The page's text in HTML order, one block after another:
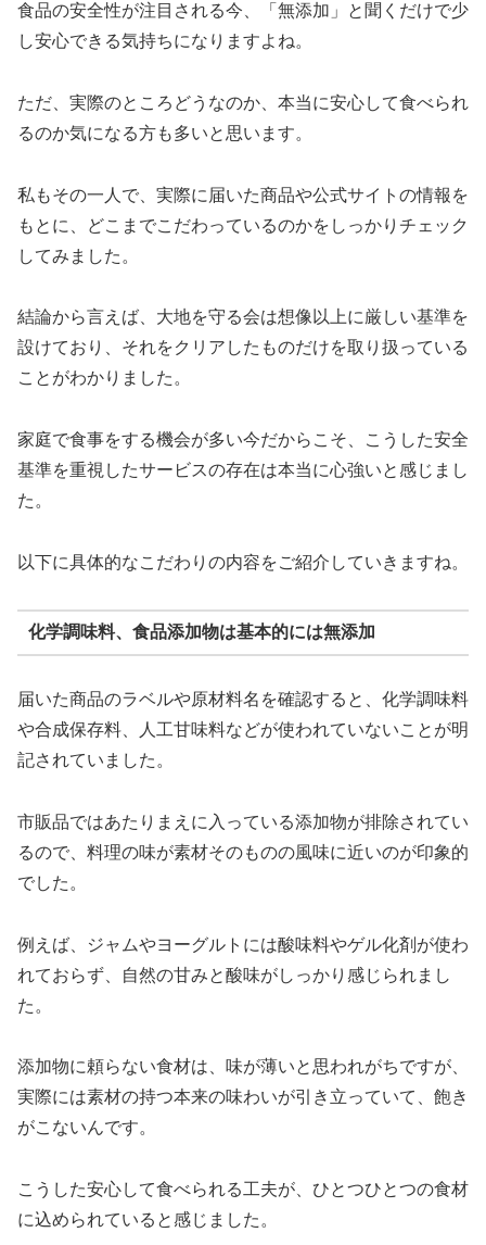
食品の安全性が注目される今、「無添加」と聞くだけで少
し安心できる気持ちになりますよね。
ただ、実際のところどうなのか、本当に安心して食べられ
るのか気になる方も多いと思います。
私もその一人で、実際に届いた商品や公式サイトの情報を
もとに、どこまでこだわっているのかをしっかりチェック
してみました。
結論から言えば、大地を守る会は想像以上に厳しい基準を
設けており、それをクリアしたものだけを取り扱っている
ことがわかりました。
家庭で食事をする機会が多い今だからこそ、こうした安全
基準を重視したサービスの存在は本当に心強いと感じまし
た。
以下に具体的なこだわりの内容をご紹介していきますね。
化学調味料、食品添加物は基本的には無添加
届いた商品のラベルや原材料名を確認すると、化学調味料
や合成保存料、人工甘味料などが使われていないことが明
記されていました。
市販品ではあたりまえに入っている添加物が排除されてい
るので、料理の味が素材そのものの風味に近いのが印象的
でした。
例えば、ジャムやヨーグルトには酸味料やゲル化剤が使わ
れておらず、自然の甘みと酸味がしっかり感じられまし
た。
添加物に頼らない食材は、味が薄いと思われがちですが、
実際には素材の持つ本来の味わいが引き立っていて、飽き
がこないんです。
こうした安心して食べられる工夫が、ひとつひとつの食材
に込められていると感じました。